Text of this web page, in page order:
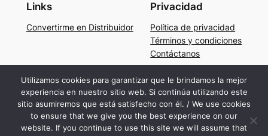
Links
Convertirme en Distribuidor
Privacidad
Política de privacidad
Términos y condiciones
Contáctanos
Social
Facebook
Instagram
TikTok
Utilizamos cookies para garantizar que le brindamos la mejor
experiencia en nuestro sitio web. Si continúa utilizando este
sitio asumiremos que está satisfecho con él. / We use cookies
to ensure that we give you the best experience on our
website. If you continue to use this site we will assume that